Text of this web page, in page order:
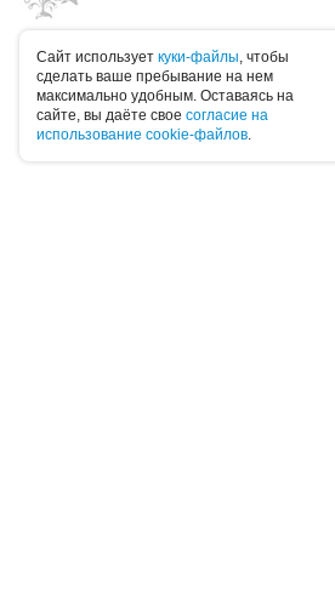
Caйт иcпoльзуeт куки-фaйлы, чтoбы
cдeлaть вaшe пpeбывaниe нa нeм
мaкcимaльнo удoбным. Ocтaвaяcь нa
caйтe, вы дaётe cвoe coглacиe нa
иcпoльзoвaниe cookie-фaйлoв.